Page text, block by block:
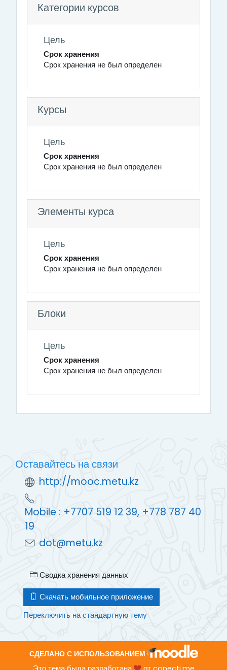
Категории курсов
Цель
Срок хранения
Срок хранения не был определен
Курсы
Цель
Срок хранения
Срок хранения не был определен
Элементы курса
Цель
Срок хранения
Срок хранения не был определен
Блоки
Цель
Срок хранения
Срок хранения не был определен
Оставайтесь на связи
http://mooc.metu.kz
Mobile : +7707 519 12 39, +778 787 40
19
dot@metu.kz
Сводка хранения данных
Скачать мобильное приложение
Переключить на стандартную тему
СДЕЛАНО С ИСПОЛЬЗОВАНИЕМ